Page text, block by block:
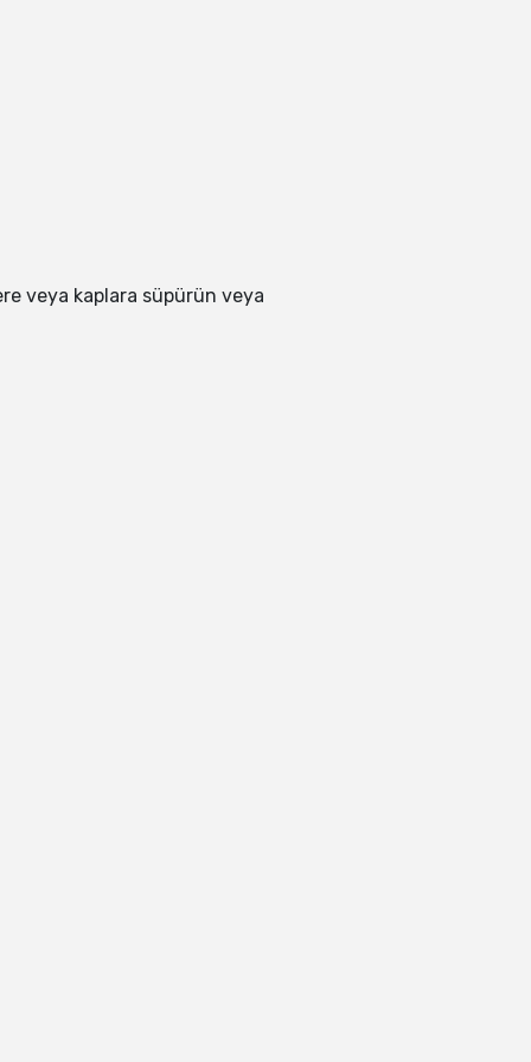
veya kaplara süpürün veya